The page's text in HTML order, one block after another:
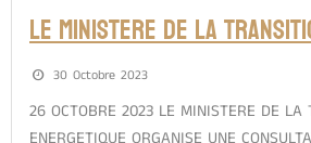
LE MINISTERE DE LA
30 Octobre 2023
26 OCTOBRE 2023 LE MINISTERE DE LA